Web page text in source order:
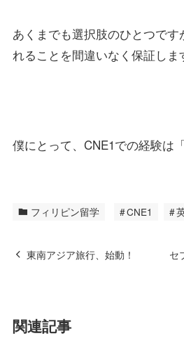
あくまでも選択肢のひとつで
れることを間違いなく保証しま
僕にとって、CNE1での経験は
フィリピン留学 CNE1
東南アジア旅行、始動！ セ
関連記事